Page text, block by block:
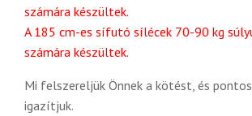
számára készültek.
A 185 cm-es sífutó sílécek 70-90 kg
számára készültek.
Mi felszereljük Önnek a kötést, és
igazítjuk.